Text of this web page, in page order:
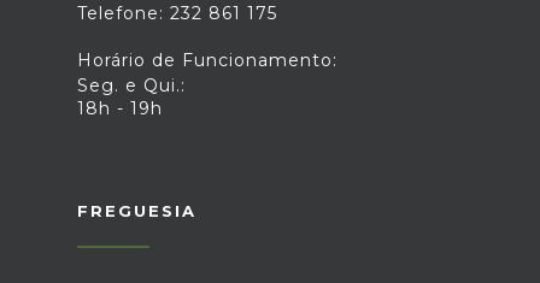
Telefone: 232 861 175
Horário de Funcionamento:
Seg. e Qui.:
18h - 19h
FREGUESIA